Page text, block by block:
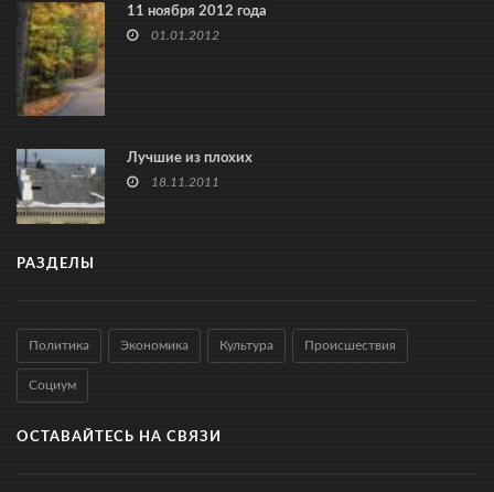
11 ноября 2012 года
01.01.2012
Лучшие из плохих
18.11.2011
РАЗДЕЛЫ
Политика Экономика Культура Происшествия
Социум
ОСТАВАЙТЕСЬ НА СВЯЗИ